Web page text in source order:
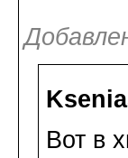
Вот в